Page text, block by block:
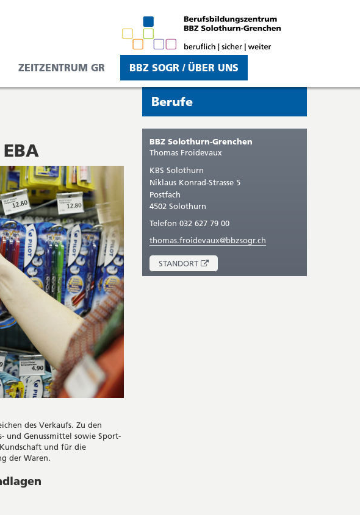
ZEITZENTRUM GR BBZ SOGR / ÜBER UNS
des Verkaufs. Zu den
und Genussmittel sowie Sport-
und für die
der Waren.
Sie
befinden
sich
gerade
in:
Berufe
Seitenleiste
BBZ Solothurn-Grenchen
Thomas Froidevaux
KBS Solothurn
Niklaus Konrad-Strasse 5
Postfach
4502 Solothurn
Telefon 032 627 79 00
thomas.froidevaux@bbzsogr.ch
STANDORT
ÖFFNET
IN